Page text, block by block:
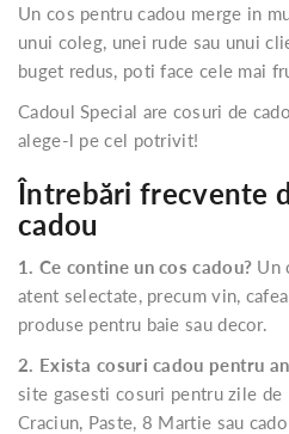
Un cos pentru cadou merge in
unui coleg, unei rude sau unui
buget redus, poti face cele mai
Cadoul Special are cosuri de
alege-l pe cel potrivit!
Întrebări frecvente
cadou
1. Ce contine un cos cadou? Un
atent selectate, precum vin,
produse pentru baie sau decor.
2. Exista cosuri cadou pentru
site gasesti cosuri pentru zile de
Craciun, Paste, 8 Martie sau